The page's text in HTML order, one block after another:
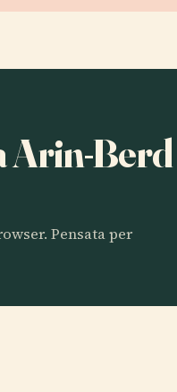
Arin-Berd
Pensata per